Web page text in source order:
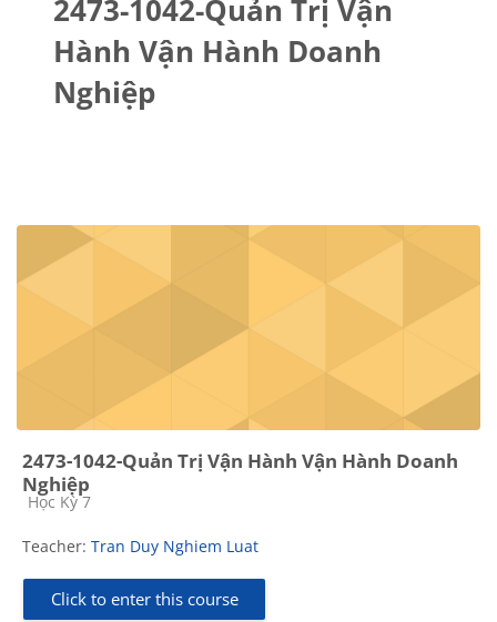
2473-1042-Quản Trị Vận
Hành Vận Hành Doanh
Nghiệp
2473-1042-Quản Trị Vận Hành Vận Hành Doanh
Nghiệp
Course category
Học Kỳ 7
Teacher: Tran Duy Nghiem Luat
Click to enter this course